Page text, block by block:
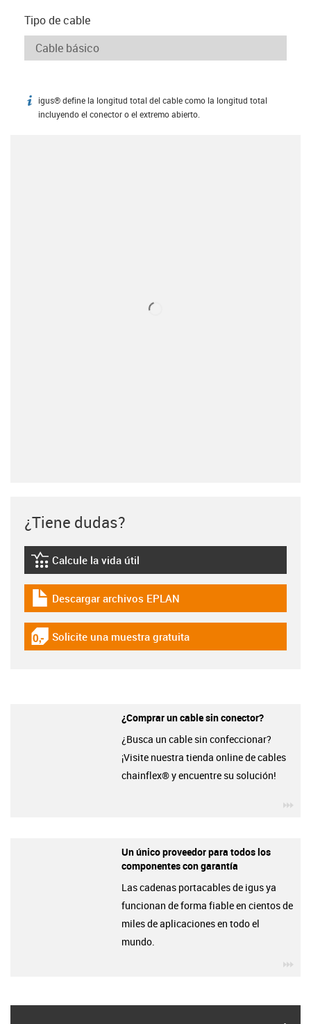
Tipo de cable
igus-icon-info
igus® define la longitud total del cable como la longitud total
incluyendo el conector o el extremo abierto.
¿Tiene dudas?
igus-icon-lebensdauerrechner
Calcule la vida útil
igus-icon-download-plan
Descargar archivos EPLAN
igus-icon-gratismuster
Solicite una muestra gratuita
¿Comprar un cable sin conector?
¿Busca un cable sin confeccionar?
¡Visite nuestra tienda online de cables
chainflex® y encuentre su solución!
Un único proveedor para todos los
componentes con garantía
Las cadenas portacables de igus ya
funcionan de forma fiable en cientos de
miles de aplicaciones en todo el
mundo.